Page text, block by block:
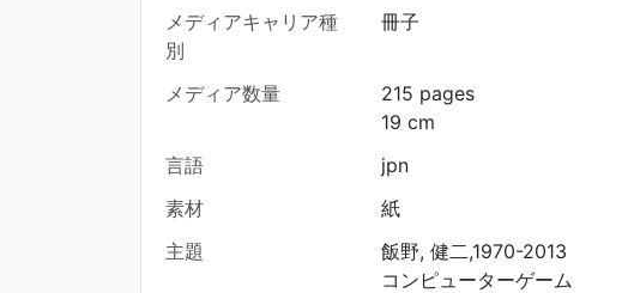
メディアキャリア種
別
冊子
メディア数量
215 pages
19 cm
言語
jpn
素材
紙
主題
飯野, 健二,1970-2013
コンピューターゲーム